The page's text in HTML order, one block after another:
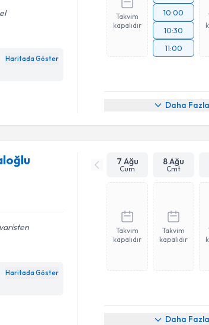
Haritada Göster
Takvim
kapalıdır
10:00
10:30
11:00
Daha
Haritada Göster
7 Ağu
Cum
8 Ağu
Cmt
Takvim
kapalıdır
Takvim
kapalıdır
Daha